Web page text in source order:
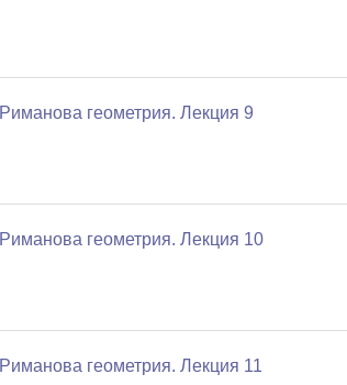
Риманова геометрия. Лекция 9
Риманова геометрия. Лекция 10
Риманова геометрия. Лекция 11